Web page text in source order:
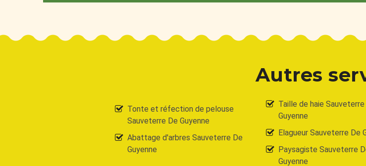
Autres
Tonte et réfection de pelouse
Sauveterre De Guyenne
Abattage d'arbres Sauveterre De
Guyenne
Taille de haie Sauveterre
Guyenne
Elagueur Sauveterre De
Paysagiste Sauveterre
Guyenne